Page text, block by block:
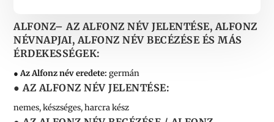
ALFONZ– AZ ALFONZ NÉV JELENTÉSE, ALFONZ
NÉVNAPJAI, ALFONZ NÉV BECÉZÉSE ÉS MÁS
ÉRDEKESSÉGEK:
● Az Alfonz név eredete:germán
● AZ ALFONZ NÉV JELENTÉSE:
nemes, készséges, harcra kész